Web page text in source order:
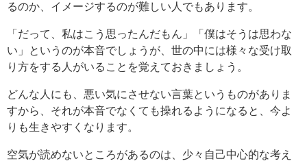
るのか、イメージするのが難しい人でもあります。
「だって、私はこう思ったんだもん」「僕はそうは思わな
い」というのが本音でしょうが、世の中には様々な受け取
り方をする人がいることを覚えておきましょう。
どんな人にも、悪い気にさせない言葉というものがありま
すから、それが本音でなくても操れるようになると、今よ
りも生きやすくなります。
空気が読めないところがあるのは、少々自己中心的な考え